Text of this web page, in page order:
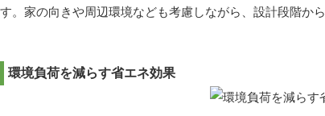
す。家の向きや周辺環境なども考慮しながら、設計段階か
環境負荷を減らす省エネ効果